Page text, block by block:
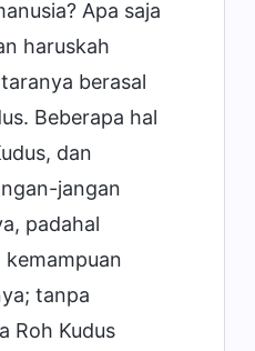
Apa saja
haruskah
berasal
Beberapa hal
dan
jangan
padahal
tanpa
Roh Kudus